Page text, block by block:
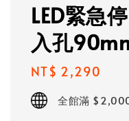
LED緊急
入孔
Regular
price
NT$ 2,290
全館滿